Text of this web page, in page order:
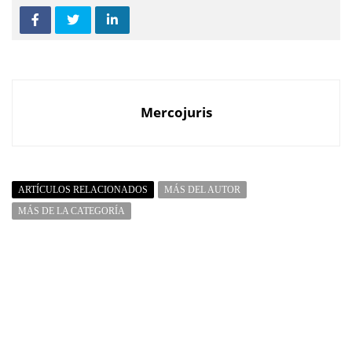
Mercojuris
ARTÍCULOS RELACIONADOS
MÁS DEL AUTOR
MÁS DE LA CATEGORÍA